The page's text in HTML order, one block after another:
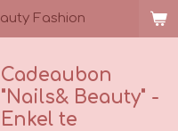
Cadeaubon
"Nails& Beauty" -
Enkel te